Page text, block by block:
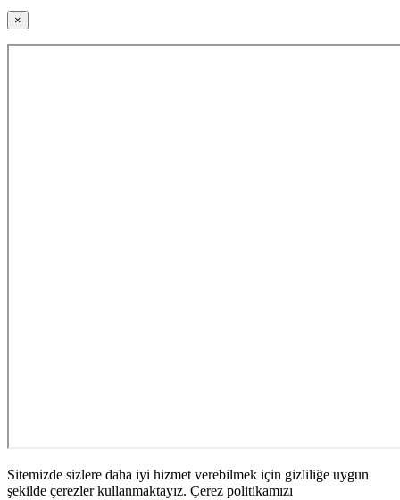
×
Sitemizde sizlere daha iyi hizmet verebilmek için gizliliğe uygun
şekilde çerezler kullanmaktayız. Çerez politikamızı